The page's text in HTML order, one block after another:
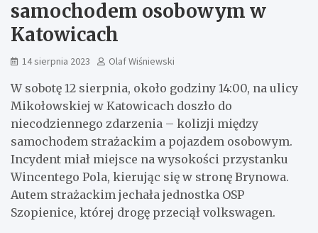
samochodem osobowym w
Katowicach
14 sierpnia 2023 Olaf Wiśniewski
W sobotę 12 sierpnia, około godziny 14:00, na ulicy
Mikołowskiej w Katowicach doszło do
niecodziennego zdarzenia – kolizji między
samochodem strażackim a pojazdem osobowym.
Incydent miał miejsce na wysokości przystanku
Wincentego Pola, kierując się w stronę Brynowa.
Autem strażackim jechała jednostka OSP
Szopienice, której drogę przeciął volkswagen.